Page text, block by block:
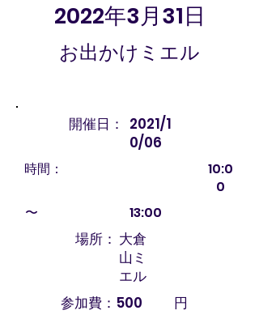
2022年3月31日
お出かけミエル
開催日：
2021/1
0/06
時間：
10:0
0
〜
13:00
場所： 大倉
山ミ
エル
参加費： 500
円